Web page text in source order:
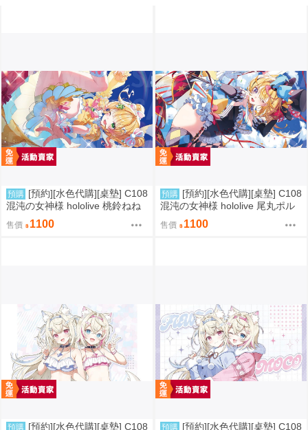
預購 [預約][水色代購][桌墊] C108
混沌の女神様 hololive 桃鈴ねね
彩虹ver
售價 1100
預購 [預約][水色代購][桌墊] C108
混沌の女神様 hololive 尾丸ポル
カ 魔術ver
售價 1100
預購 [預約][水色代購][桌墊] C108
預購 [預約][水色代購][桌墊] C108